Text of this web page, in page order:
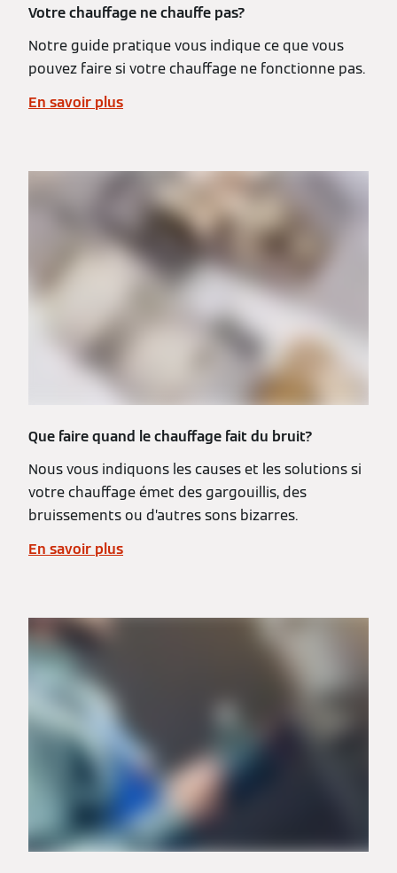
Votre chauffage ne chauffe pas?
Notre guide pratique vous indique ce que vous
pouvez faire si votre chauffage ne fonctionne pas.
En savoir plus
Que faire quand le chauffage fait du bruit?
Nous vous indiquons les causes et les solutions si
votre chauffage émet des gargouillis, des
bruissements ou d’autres sons bizarres.
En savoir plus